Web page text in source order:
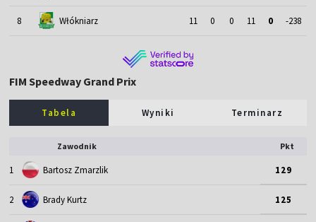
8 Włókniarz 11 0 0 11 0 -238
FIM Speedway Grand Prix
Tabela Wyniki Terminarz
Zawodnik Pkt
1 Bartosz Zmarzlik 129
2 Brady Kurtz 125